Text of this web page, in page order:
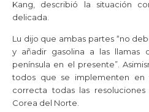
Kang, describió la situación
delicada.
Lu dijo que ambas partes “no
y añadir gasolina a las llamas
península en el presente”.
todos que se implementen en
correcta todas las
Corea del Norte.